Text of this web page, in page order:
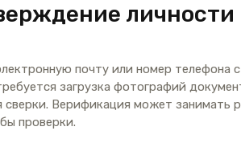
личности
почту или номер телефона
загрузка фотографий
Верификация может занимать
проверки.